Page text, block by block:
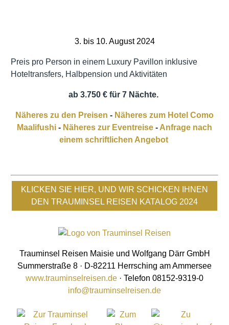
3. bis 10. August 2024
Preis pro Person in einem Luxury Pavillon inklusive
Hoteltransfers, Halbpension und Aktivitäten
ab 3.750 € für 7 Nächte.
Näheres zu den Preisen - Näheres zum Hotel Como
Maalifushi - Näheres zur Eventreise - Anfrage nach
einem schriftlichen Angebot
KLICKEN SIE HIER, UND WIR SCHICKEN IHNEN
DEN TRAUMINSEL REISEN KATALOG 2024
Trauminsel Reisen Maisie und Wolfgang Därr GmbH
Summerstraße 8 · D-82211 Herrsching am Ammersee
www.trauminselreisen.de · Telefon 08152-9319-0
info@trauminselreisen.de